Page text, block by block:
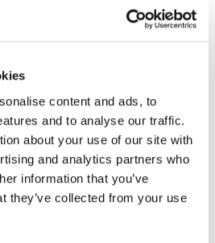
content and ads, to
and to analyse our traffic.
about your use of our site with
and analytics partners who
information that you’ve
they’ve collected from your use
€ 20,-